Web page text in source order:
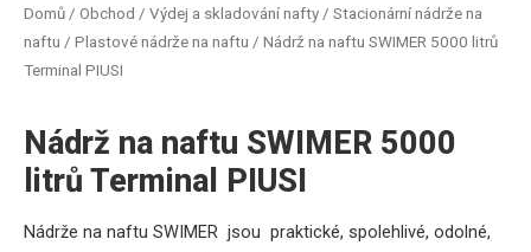
Domů / Obchod / Výdej a skladování nafty / Stacionární nádrže na
naftu / Plastové nádrže na naftu / Nádrž na naftu SWIMER 5000 litrů
Terminal PIUSI
Nádrž na naftu SWIMER 5000
litrů Terminal PIUSI
Nádrže na naftu SWIMER jsou praktické, spolehlivé, odolné,